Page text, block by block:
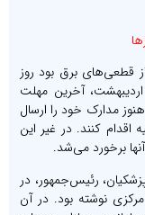
قطعی‌های برق بود روز
دهم اردیبهشت‌ماه بانک مرکزی اعلام کرد: ۲۰ اردیبهشت، آخرین مهلت
مدارک خود را ارسال
اقدام کنند. در غیر این
رئیس‌جمهور، در
مرکزی نوشته بود. در آن